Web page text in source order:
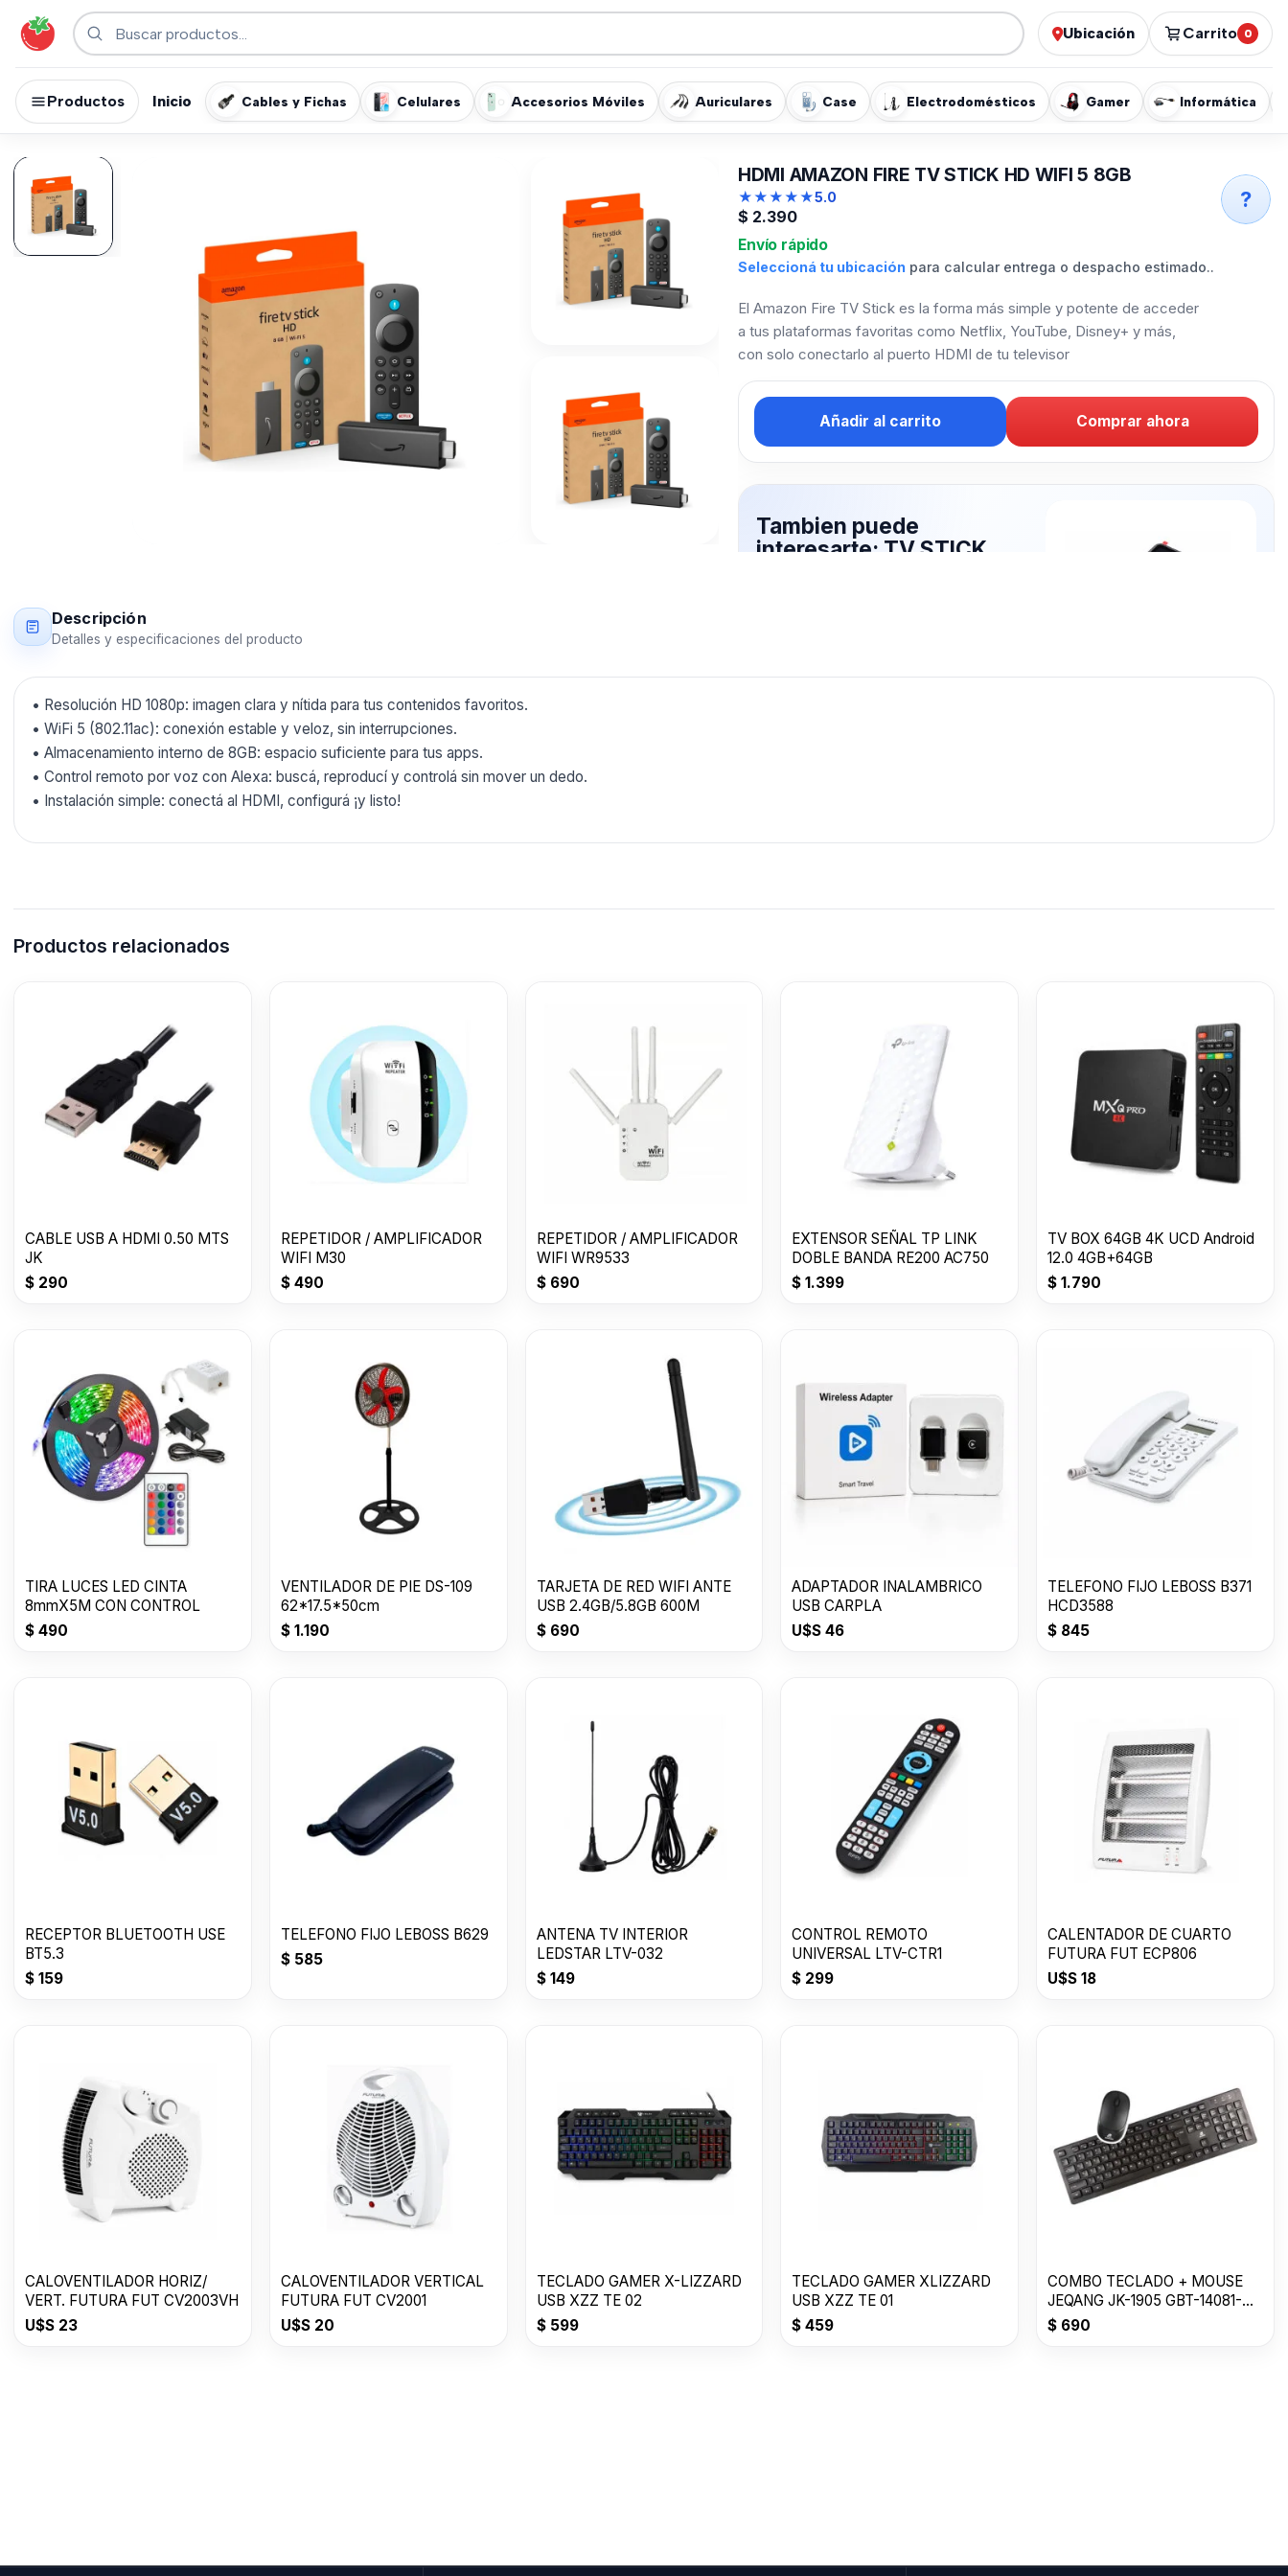
Ubicación Carrito 0
Productos Inicio Cables y Fichas Celulares Accesorios Móviles Auriculares Case Electrodomésticos Gamer Informática
HDMI AMAZON FIRE TV STICK HD WIFI 5 8GB
★★★★★5.0
$ 2.390
Envío rápido
Seleccioná tu ubicación para calcular entrega o despacho estimado..
El Amazon Fire TV Stick es la forma más simple y potente de acceder
a tus plataformas favoritas como Netflix, YouTube, Disney+ y más,
con solo conectarlo al puerto HDMI de tu televisor
Añadir al carrito Comprar ahora
Tambien puede
interesarte: TV STICK
Descripción
Detalles y especificaciones del producto
• Resolución HD 1080p: imagen clara y nítida para tus contenidos favoritos.
• WiFi 5 (802.11ac): conexión estable y veloz, sin interrupciones.
• Almacenamiento interno de 8GB: espacio suficiente para tus apps.
• Control remoto por voz con Alexa: buscá, reproducí y controlá sin mover un dedo.
• Instalación simple: conectá al HDMI, configurá ¡y listo!
Productos relacionados
CABLE USB A HDMI 0.50 MTS
JK
$ 290
REPETIDOR / AMPLIFICADOR
WIFI M30
$490
REPETIDOR / AMPLIFICADOR
WIFI WR9533
$690
EXTENSOR SEÑAL TP LINK
DOBLE BANDA RE200 AC750
$ 1.399
TV BOX 64GB 4K UCD Android
12.0 4GB+64GB
$ 1.790
TIRA LUCES LED CINTA
8mmX5M CON CONTROL
$ 490
VENTILADOR DE PIE DS-109
62*17.5*50cm
$1.190
TARJETA DE RED WIFI ANTE
USB 2.4GB/5.8GB 600M
$690
ADAPTADOR INALAMBRICO
USB CARPLA
U$S 46
TELEFONO FIJO LEBOSS B371
HCD3588
$ 845
RECEPTOR BLUETOOTH USE
BT5.3
$ 159
TELEFONO FIJO LEBOSS B629
$585
ANTENA TV INTERIOR
LEDSTAR LTV-032
$149
CONTROL REMOTO
UNIVERSAL LTV-CTR1
$ 299
CALENTADOR DE CUARTO
FUTURA FUT ECP806
U$S 18
CALOVENTILADOR HORIZ/
VERT. FUTURA FUT CV2003VH
U$S 23
CALOVENTILADOR VERTICAL
FUTURA FUT CV2001
U$S20
TECLADO GAMER X-LIZZARD
USB XZZ TE 02
$599
TECLADO GAMER XLIZZARD
USB XZZ TE 01
$ 459
COMBO TECLADO + MOUSE
JEQANG JK-1905 GBT-14081-
2010
$ 690
?